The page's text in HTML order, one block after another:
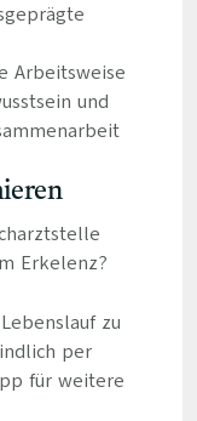
Arbeitsweise
und
Erkelenz?
zu
per
für weitere